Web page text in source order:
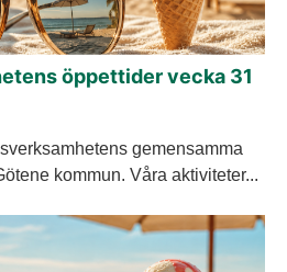
öppettider vecka 31
gemensamma
kommun. Våra aktiviteter...